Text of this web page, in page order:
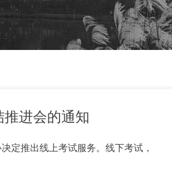
推进会的通知
定推出线上考试服务。线下考试，